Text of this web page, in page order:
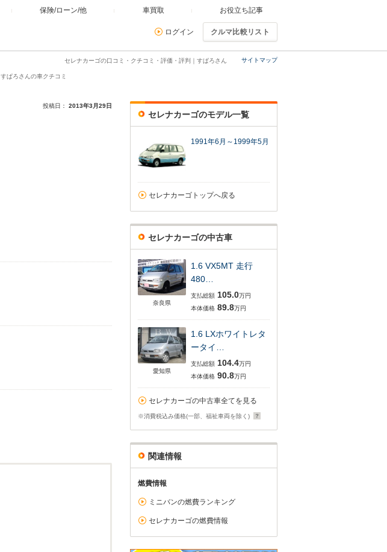
保険/ローン/他 車買取 お役立ち記事
ログイン クルマ比較リスト
サイトマップ
セレナカーゴの口コミ・クチコミ・評価・評判｜すぱろさん
すぱろさんの車クチコミ
投稿日： 2013年3月29日
セレナカーゴのモデル一覧
1991年6月～1999年5月
セレナカーゴトップへ戻る
セレナカーゴの中古車
奈良県
1.6 VX5MT 走行
480…
支払総額 105.0万円
本体価格 89.8万円
愛知県
1.6 LXホワイトレタ
ータイ…
支払総額 104.4万円
本体価格 90.8万円
セレナカーゴの中古車全てを見る
※消費税込み価格(一部、福祉車両を除く)
関連情報
燃費情報
ミニバンの燃費ランキング
セレナカーゴの燃費情報